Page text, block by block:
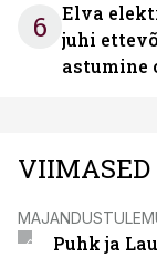
6
Elva
juhi
astumine
VIIMASED
Puhk ja